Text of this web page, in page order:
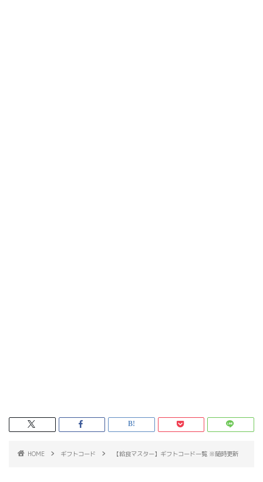
HOME ギフトコード 【給食マスター】ギフトコード一覧 ※随時更新